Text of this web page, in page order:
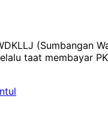
(Sumbangan
taat membayar